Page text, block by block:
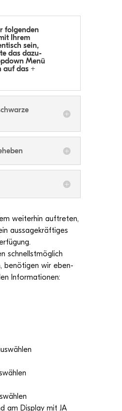
fol­gen­den
Ihrem
sein,
das dazu­
Menü
auf das +
wei­ter­hin auf­tre­ten,
aus­sa­ge­kräf­ti­ges
schnellst­mög­lich
benö­ti­gen wir eben­
Informationen:
am Dis­play mit JA